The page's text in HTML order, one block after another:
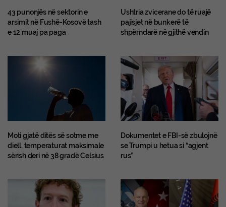
43 punonjës në sektorin e
arsimit në Fushë-Kosovë tash
e 12 muaj pa paga
Ushtria zvicerane do të ruajë
pajisjet në bunkerë të
shpërndarë në gjithë vendin
Moti gjatë ditës së sotme me
diell, temperaturat maksimale
sërish deri në 38 gradë Celsius
Dokumentet e FBI-së zbulojnë
se Trumpi u hetua si “agjent
rus”